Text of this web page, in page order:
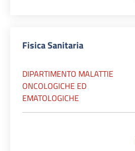
Fisica Sanitaria
DIPARTIMENTO MALATTIE
ONCOLOGICHE ED
EMATOLOGICHE